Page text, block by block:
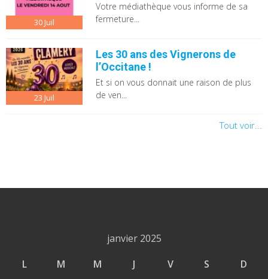
30Juil
Votre médiathèque vous informe de sa
fermeture...
23 Juil
Les 30 ans des Vignerons de
l’Occitane !
Et si on vous donnait une raison de plus
de ven...
Tout voir...
janvier 2025
L
M M J V S
D